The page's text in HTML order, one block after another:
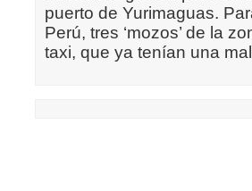
puerto de Yurimaguas.
Perú, tres ‘mozos’ de la
taxi, que ya tenían una